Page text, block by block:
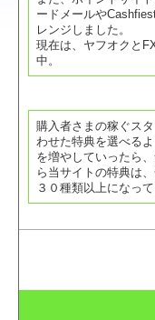
ードメールや
レンジしました。
現在は、ヤフオクと
中。
購入者さまの稼ぐス
わせた特典を選べる
を増やしていったら
ら当サイトの特典は
３０種類以上になって